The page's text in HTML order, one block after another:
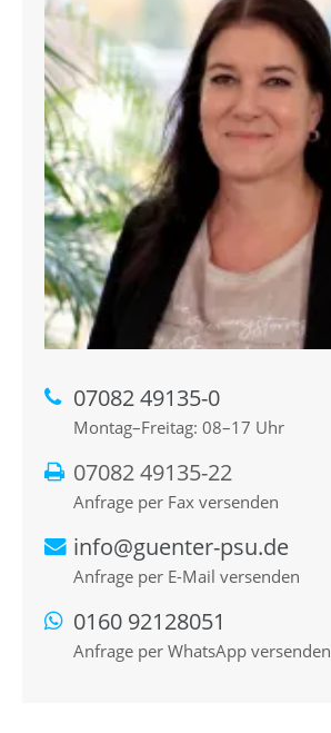
07082 49135-0
Montag–Freitag: 08–17 Uhr
07082 49135-22
Anfrage per Fax versenden
info@guenter-psu.de
Anfrage per E-Mail versenden
0160 92128051
Anfrage per WhatsApp versenden